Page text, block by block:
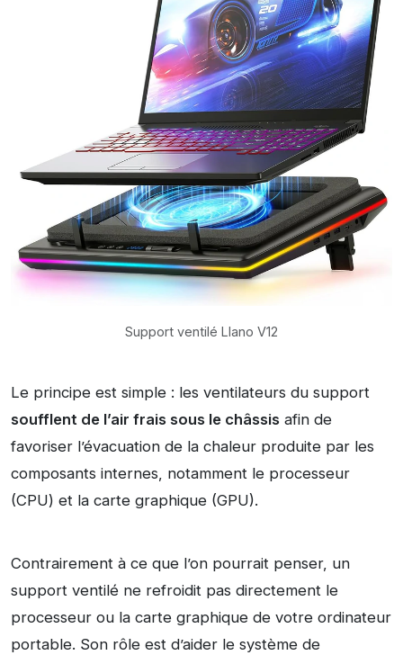
Support ventilé Llano V12
Le principe est simple : les ventilateurs du support
soufflent de l’air frais sous le châssis afin de
favoriser l’évacuation de la chaleur produite par les
composants internes, notamment le processeur
(CPU) et la carte graphique (GPU).
Contrairement à ce que l’on pourrait penser, un
support ventilé ne refroidit pas directement le
processeur ou la carte graphique de votre ordinateur
portable. Son rôle est d’aider le système de